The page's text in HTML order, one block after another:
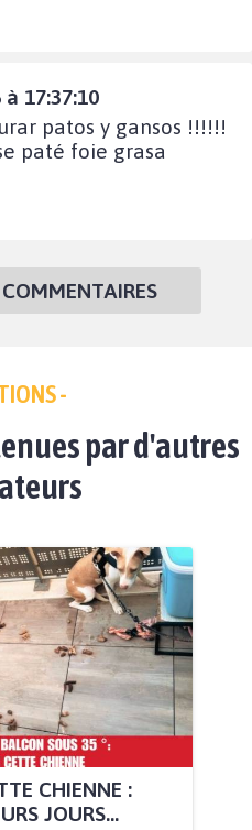
17:37:10
patos y gansos !!!!!!
paté foie grasa
-
par d'autres
CHIENNE :
JOURS...